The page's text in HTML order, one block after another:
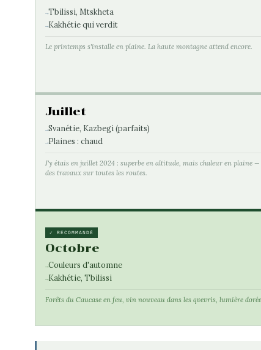
Tbilissi, Mtskheta
Kakhétie qui verdit
Le printemps s'installe en plaine. La haute montagne attend encore.
Juillet
Svanétie, Kazbegi (parfaits)
Plaines : chaud
J'y étais en juillet 2024 : superbe en altitude, mais chaleur en plaine —
des travaux sur toutes les routes.
✓ RECOMMANDÉ
Octobre
Couleurs d'automne
Kakhétie, Tbilissi
Forêts du Caucase en feu, vin nouveau dans les qvevris, lumière